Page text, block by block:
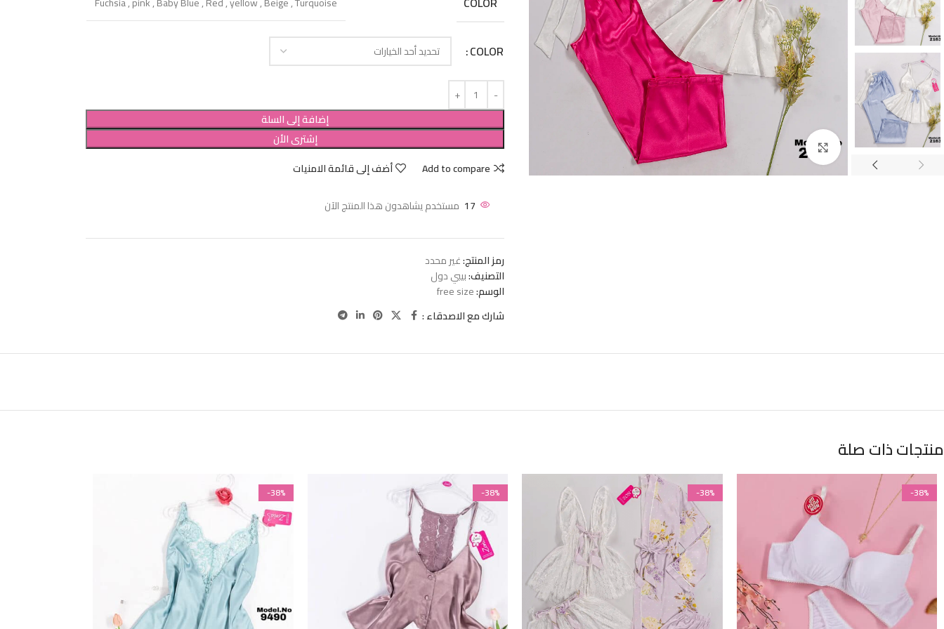
Click to enlarge
COLOR
إضافة إلى السلة
إشترى الأن
Add to compare
أضف إلى قائمة الامنيات
17 مستخدم يشاهدون هذا المنتج الآن
رمز المنتج:غير محدد
التصنيف:بيبي دول
الوسم:free size
شارك مع الاصدقاء :
منتجات ذات صلة
-38%
-38%
-38%
-38%